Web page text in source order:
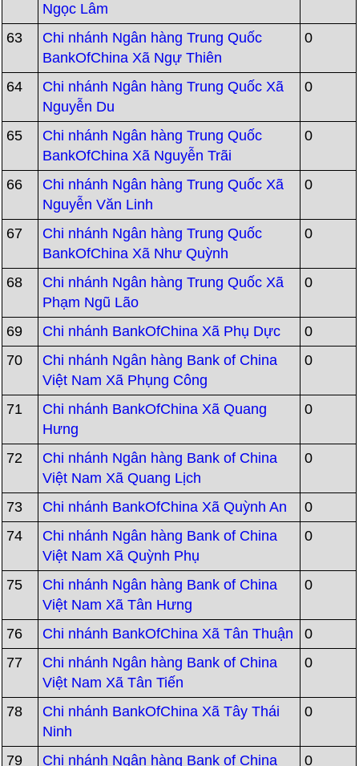
Ngọc Lâm
63
Chi nhánh Ngân hàng Trung Quốc
BankOfChina Xã Ngự Thiên
0
64
Chi nhánh Ngân hàng Trung Quốc Xã
Nguyễn Du
0
65
Chi nhánh Ngân hàng Trung Quốc
BankOfChina Xã Nguyễn Trãi
0
66
Chi nhánh Ngân hàng Trung Quốc Xã
Nguyễn Văn Linh
0
67
Chi nhánh Ngân hàng Trung Quốc
BankOfChina Xã Như Quỳnh
0
68
Chi nhánh Ngân hàng Trung Quốc Xã
Phạm Ngũ Lão
0
69 Chi nhánh BankOfChina Xã Phụ Dực
0
70
Chi nhánh Ngân hàng Bank of China
Việt Nam Xã Phụng Công
0
71
Chi nhánh BankOfChina Xã Quang
Hưng
0
72
Chi nhánh Ngân hàng Bank of China
Việt Nam Xã Quang Lịch
0
73 Chi nhánh BankOfChina Xã Quỳnh An
0
74
Chi nhánh Ngân hàng Bank of China
Việt Nam Xã Quỳnh Phụ
0
75
Chi nhánh Ngân hàng Bank of China
Việt Nam Xã Tân Hưng
0
76 Chi nhánh BankOfChina Xã Tân Thuận
0
77
Chi nhánh Ngân hàng Bank of China
Việt Nam Xã Tân Tiến
0
78
Chi nhánh BankOfChina Xã Tây Thái
Ninh
0
79 Chi nhánh Ngân hàng Bank of China 0